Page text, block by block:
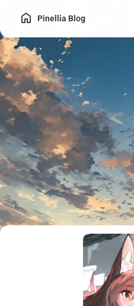
Pinellia Blog